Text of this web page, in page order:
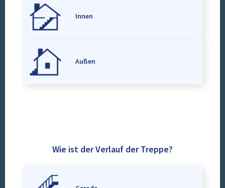
Innen
Außen
Wie ist der Verlauf der Treppe?